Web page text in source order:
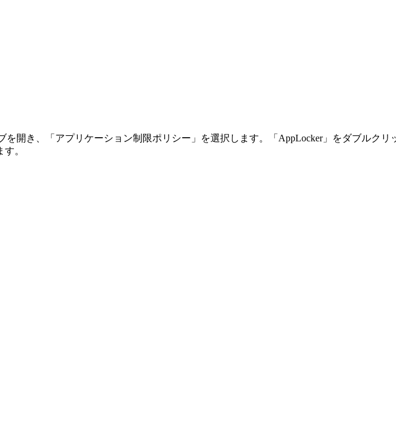
を開き、「アプリケーション制限ポリシー」を選択します。「AppLocker」をダブルク
。